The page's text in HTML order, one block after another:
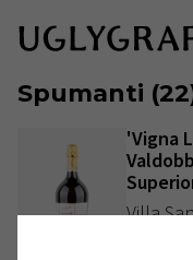
Spumanti (22
'Vigna
Villa
Italia /